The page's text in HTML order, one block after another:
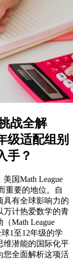
战全解
级适配组别
手？
国Math League
重要的地位。自
具有全球影响力的
万计热爱数学的青
Math League
球1至12年级的学
维潜能的国际化平
您全面解析这项活